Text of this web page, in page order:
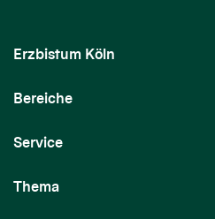
Erzbistum Köln
Bereiche
Service
Thema